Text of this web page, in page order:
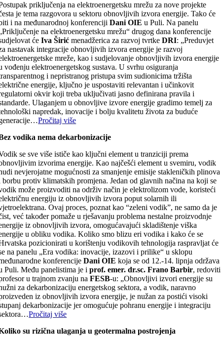
priključenja na elektroenergetsku mrežu za nove projekte
je tema razgovora u sektoru obnovljivih izvora energije. Tako će
i na međunarodnoj konferencijiDani OIE u Puli. Na panelu
na elektroenergetsku mrežu“ drugog dana konferencije
ćeIva Širić menadžerica za razvoj tvrtkeDRI: „Preduvjet
nastavak integracije obnovljivih izvora energije je razvoj
mreže, kao i sudjelovanje obnovljivih izvora energije
vođenju elektroenergetskog sustava. U svrhu osiguranja
i nepristranog pristupa svim sudionicima tržišta
energije, ključno je uspostaviti relevantan i učinkovit
okvir koji treba uključivati jasno definirana pravila i
Ulaganjem u obnovljive izvore energije gradimo temelj za
napredak, inovacije i bolju kvalitetu života za buduće
Pročitaj više
vodika nema dekarbonizacije
se sve više ističe kao ključni element u tranziciji prema
izvorima energije. Kao najčešći element u svemiru, vodik
nevjerojatne mogućnosti za smanjenje emisije stakleničkih plinova
borbu protiv klimatskih promjena. Jedan od glavnih načina na koji se
može proizvoditi na održiv način je elektrolizom vode, koristeći
energiju iz obnovljivih izvora poput solarnih ili
Ovaj proces, poznat kao “zeleni vodik”, ne samo da je
već također pomaže u rješavanju problema nestalne proizvodnje
iz obnovljivih izvora, omogućavajući skladištenje viška
u obliku vodika. Koliko smo blizu eri vodika i kako će se
pozicionirati u korištenju vodikovih tehnologija raspravljat će
na panelu „Era vodika: inovacije, izazovi i prilike“ u sklopu
konferencijeDani OIE koja se od 12.-14. lipnja održava
Puli. Među panelistima je iprof. emer. dr.sc. Frano Barbir, redoviti
u trajnom zvanju naFESB-u: „Obnovljivi izvori energije su
za dekarbonizaciju energetskog sektora, a vodik, naravno
iz obnovljivih izvora energije, je nužan za postići visoki
dekarbonizacije jer omogućuje pohranu energije i integraciju
Pročitaj više
su rizična ulaganja u geotermalna postrojenja